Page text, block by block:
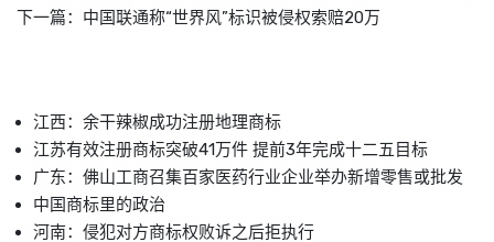
下一篇： 中国联通称“世界风”标识被侵权索赔20万
江西：余干辣椒成功注册地理商标
江苏有效注册商标突破41万件 提前3年完成十二五目标
广东：佛山工商召集百家医药行业企业举办新增零售或批发
中国商标里的政治
河南：侵犯对方商标权败诉之后拒执行